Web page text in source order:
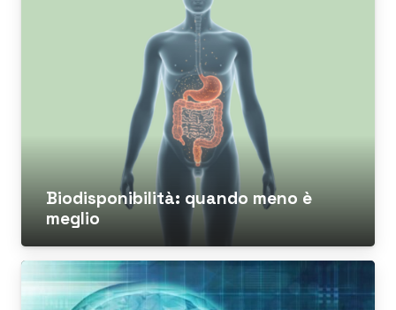
Biodisponibilità: quando meno è
meglio